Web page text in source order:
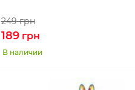
249грн
189грн
В наличии